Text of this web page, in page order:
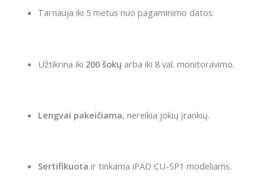
Tarnauja iki 5 metus nuo pagaminimo datos.
Užtikrina iki 200 šokų arba iki 8 val. monitoravimo.
Lengvai pakeičiama, nereikia jokių įrankių.
Sertifikuota ir tinkama iPAD CU-SP1 modeliams.